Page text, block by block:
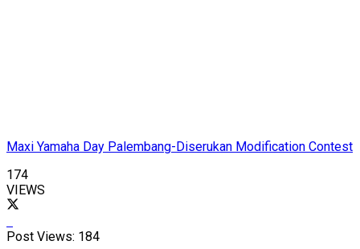
Maxi Yamaha Day Palembang-Diserukan Modification Contest
174
VIEWS
Post Views: 184